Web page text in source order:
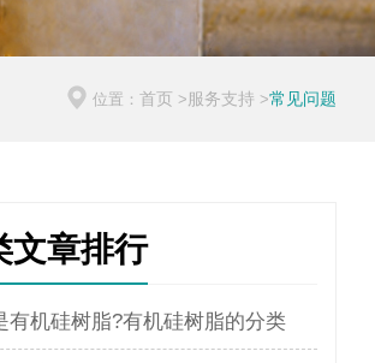
位置： 首页 > 服务支持 >常见问题
文章排行
有机硅树脂?有机硅树脂的分类